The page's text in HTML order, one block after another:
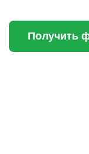
Получить